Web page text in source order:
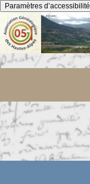
Panneau de gestion des
Paramètres d’accessibilité